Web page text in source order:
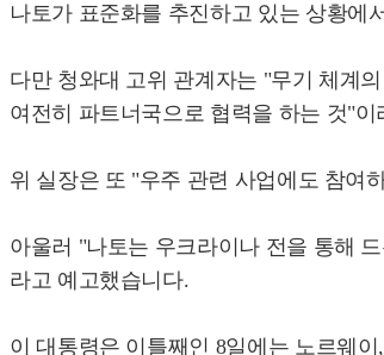
나토가 표준화를 추진하고 있는 상황에
다만 청와대 고위 관계자는 "무기 체계
여전히 파트너국으로 협력을 하는 것"
위 실장은 또 "우주 관련 사업에도 참여
아울러 "나토는 우크라이나 전을 통해
라고 예고했습니다.
이 대통령은 이틀째인 8일에는 노르웨